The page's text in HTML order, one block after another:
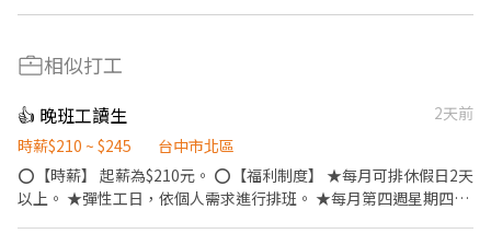
相似打工
👍 晚班工讀生
2天前
時薪$210 ~ $245
台中市北區
⭕【時薪】 起薪為$210元。 ⭕【福利制度】 ★每月可排休假日2天
以上。 ★彈性工日，依個人需求進行排班。 ★每月第四週星期四聚